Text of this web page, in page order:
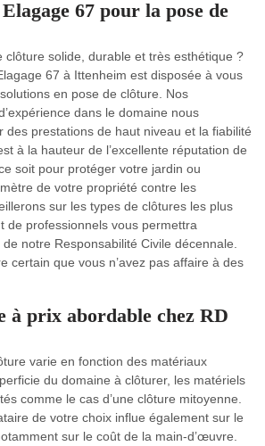
67 pour la pose de
clôture solide, durable et très esthétique ?
67 à Ittenheim est disposée à vous
en pose de clôture. Nos
dans le domaine nous
des prestations de haut niveau et la fiabilité
à la hauteur de l’excellente réputation de
soit pour protéger votre jardin ou
de votre propriété contre les
sur les types de clôtures les plus
de professionnels vous permettra
notre Responsabilité Civile décennale.
certain que vous n’avez pas affaire à des
à prix abordable chez RD
varie en fonction des matériaux
du domaine à clôturer, les matériels
comme le cas d’une clôture mitoyenne.
de votre choix influe également sur le
sur le coût de la main-d’œuvre.